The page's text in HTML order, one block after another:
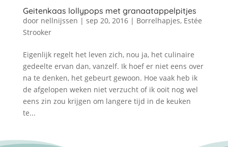
Geitenkaas lollypops met granaatappelpitjes
door nellnijssen | sep 20, 2016| Borrelhapjes, Estée
Strooker
Eigenlijk regelt het leven zich, nou ja, het culinaire
gedeelte ervan dan, vanzelf. Ik hoef er niet eens over
na te denken, het gebeurt gewoon. Hoe vaak heb ik
de afgelopen weken niet verzucht of ik ooit nog wel
eens zin zou krijgen om langere tijd in de keuken
te...